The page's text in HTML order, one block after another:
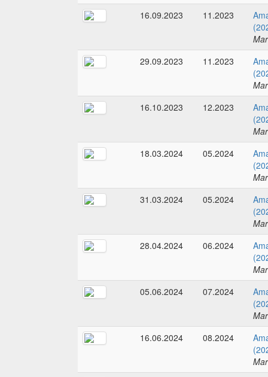
16.09.2023
11.2023
29.09.2023
11.2023
16.10.2023
12.2023
18.03.2024
05.2024
31.03.2024
05.2024
28.04.2024
06.2024
05.06.2024
07.2024
16.06.2024
08.2024